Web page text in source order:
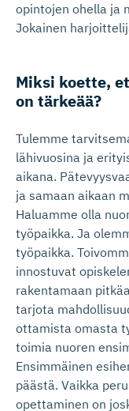
opintojen ohella ja
Jokainen
Miksi koette,
on tärkeää?
Tulemme
lähivuosina ja
aikana.
ja samaan aikaan
Haluamme olla
työpaikka. Ja
työpaikka.
innostuvat
rakentamaan
tarjota
ottamista omasta
toimia nuoren
Ensimmäinen
päästä. Vaikka
opettaminen on